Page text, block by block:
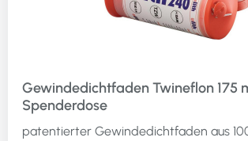
Gewindedichtfaden Twineflon 175
Spenderdose
patentierter Gewindedichtfaden aus